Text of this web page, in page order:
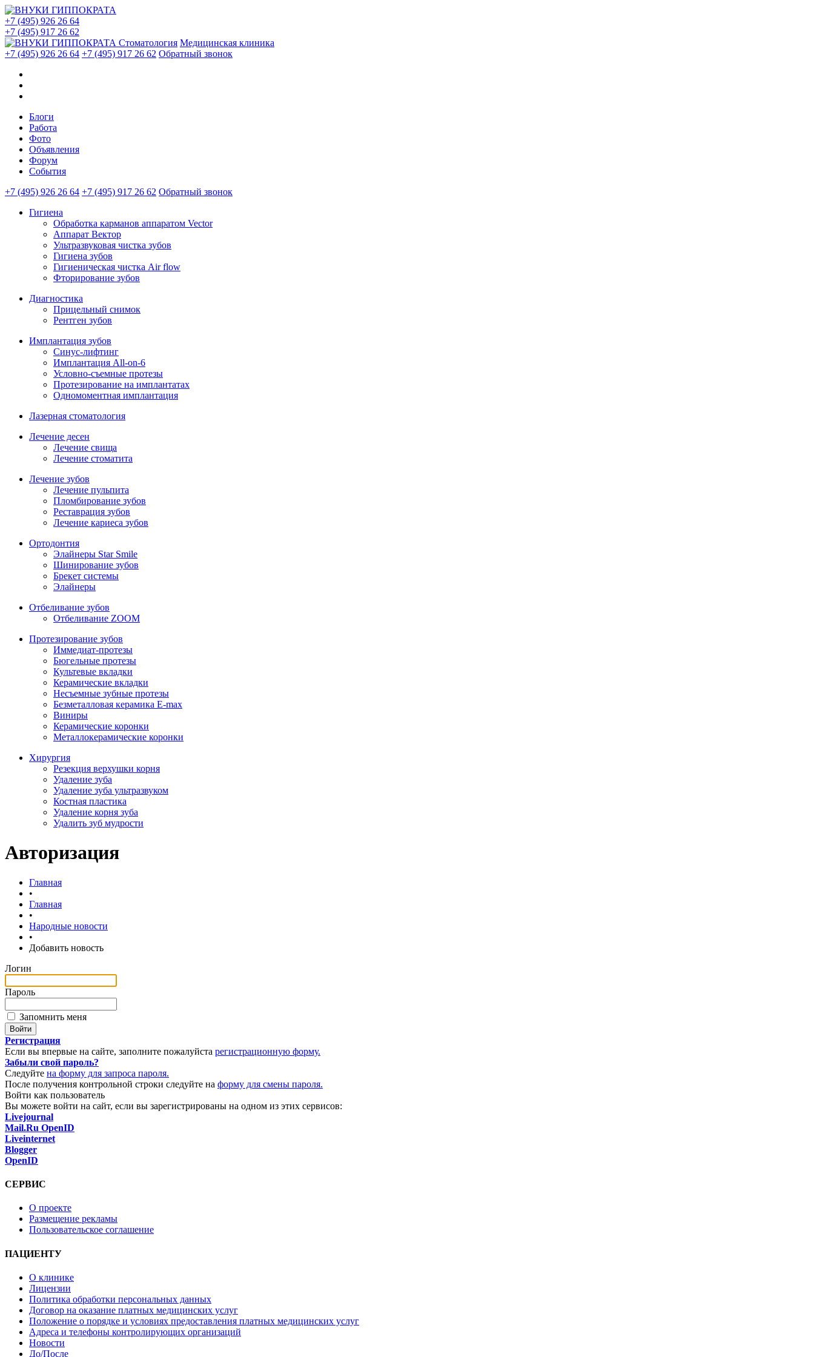
+7 (495) 926 26 64
+7 (495) 917 26 62
Стоматология Медицинская клиника
+7 (495) 926 26 64 +7 (495) 917 26 62 Обратный звонок
Блоги
Работа
Фото
Объявления
Форум
События
+7 (495) 926 26 64 +7 (495) 917 26 62 Обратный звонок
Гигиена
Обработка карманов аппаратом Vector
Аппарат Вектор
Ультразвуковая чистка зубов
Гигиена зубов
Гигиеническая чистка Air flow
Фторирование зубов
Диагностика
Прицельный снимок
Рентген зубов
Имплантация зубов
Синус-лифтинг
Имплантация All-on-6
Условно-съемные протезы
Протезирование на имплантатах
Одномоментная имплантация
Лазерная стоматология
Лечение десен
Лечение свища
Лечение стоматита
Лечение зубов
Лечение пульпита
Пломбирование зубов
Реставрация зубов
Лечение кариеса зубов
Ортодонтия
Элайнеры Star Smile
Шинирование зубов
Брекет системы
Элайнеры
Отбеливание зубов
Отбеливание ZOOM
Протезирование зубов
Иммедиат-протезы
Бюгельные протезы
Культевые вкладки
Керамические вкладки
Несъемные зубные протезы
Безметалловая керамика E-max
Виниры
Керамические коронки
Металлокерамические коронки
Хирургия
Резекция верхушки корня
Удаление зуба
Удаление зуба ультразвуком
Костная пластика
Удаление корня зуба
Удалить зуб мудрости
Авторизация
Главная
•
Главная
•
Народные новости
•
Добавить новость
Логин
Пароль
Запомнить меня
Регистрация
Если вы впервые на сайте, заполните пожалуйста регистрационную форму.
Забыли свой пароль?
Следуйте на форму для запроса пароля.
После получения контрольной строки следуйте на форму для смены пароля.
Войти как пользователь
Вы можете войти на сайт, если вы зарегистрированы на одном из этих сервисов:
Livejournal
Mail.Ru OpenID
Liveinternet
Blogger
OpenID
СЕРВИС
О проекте
Размещение рекламы
Пользовательское соглашение
ПАЦИЕНТУ
О клинике
Лицензии
Политика обработки персональных данных
Договор на оказание платных медицинских услуг
Положение о порядке и условиях предоставления платных медицинских услуг
Адреса и телефоны контролирующих организаций
Новости
До/После